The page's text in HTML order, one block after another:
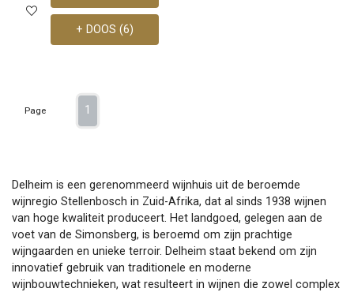
+ DOOS (6)
Page 1
Delheim is een gerenommeerd wijnhuis uit de beroemde
wijnregio Stellenbosch in Zuid-Afrika, dat al sinds 1938 wijnen
van hoge kwaliteit produceert. Het landgoed, gelegen aan de
voet van de Simonsberg, is beroemd om zijn prachtige
wijngaarden en unieke terroir. Delheim staat bekend om zijn
innovatief gebruik van traditionele en moderne
wijnbouwtechnieken, wat resulteert in wijnen die zowel complex